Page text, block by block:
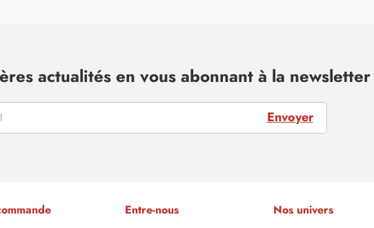
actualités en vous abonnant à la newsletter
Envoyer
Entre-nous Nos univers